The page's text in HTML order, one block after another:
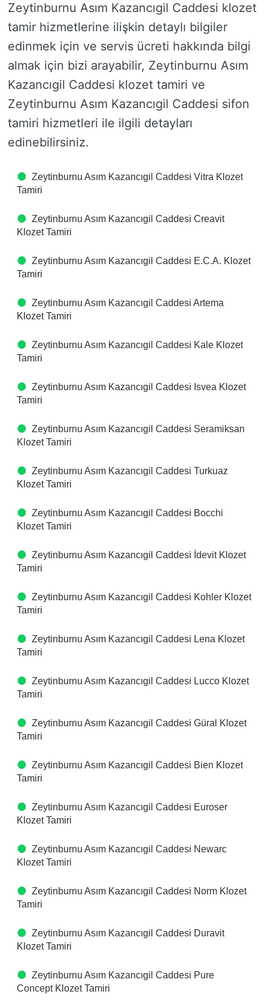
Zeytinburnu Asım Kazancıgil Caddesi klozet
tamir hizmetlerine ilişkin detaylı bilgiler
edinmek için ve servis ücreti hakkında bilgi
almak için bizi arayabilir, Zeytinburnu Asım
Kazancıgil Caddesi klozet tamiri ve
Zeytinburnu Asım Kazancıgil Caddesi sifon
tamiri hizmetleri ile ilgili detayları
edinebilirsiniz.
Zeytinburnu Asım Kazancıgil Caddesi Vitra Klozet
Tamiri
Zeytinburnu Asım Kazancıgil Caddesi Creavit
Klozet Tamiri
Zeytinburnu Asım Kazancıgil Caddesi E.C.A. Klozet
Tamiri
Zeytinburnu Asım Kazancıgil Caddesi Artema
Klozet Tamiri
Zeytinburnu Asım Kazancıgil Caddesi Kale Klozet
Tamiri
Zeytinburnu Asım Kazancıgil Caddesi Isvea Klozet
Tamiri
Zeytinburnu Asım Kazancıgil Caddesi Seramiksan
Klozet Tamiri
Zeytinburnu Asım Kazancıgil Caddesi Turkuaz
Klozet Tamiri
Zeytinburnu Asım Kazancıgil Caddesi Bocchi
Klozet Tamiri
Zeytinburnu Asım Kazancıgil Caddesi İdevit Klozet
Tamiri
Zeytinburnu Asım Kazancıgil Caddesi Kohler Klozet
Tamiri
Zeytinburnu Asım Kazancıgil Caddesi Lena Klozet
Tamiri
Zeytinburnu Asım Kazancıgil Caddesi Lucco Klozet
Tamiri
Zeytinburnu Asım Kazancıgil Caddesi Güral Klozet
Tamiri
Zeytinburnu Asım Kazancıgil Caddesi Bien Klozet
Tamiri
Zeytinburnu Asım Kazancıgil Caddesi Euroser
Klozet Tamiri
Zeytinburnu Asım Kazancıgil Caddesi Newarc
Klozet Tamiri
Zeytinburnu Asım Kazancıgil Caddesi Norm Klozet
Tamiri
Zeytinburnu Asım Kazancıgil Caddesi Duravit
Klozet Tamiri
Zeytinburnu Asım Kazancıgil Caddesi Pure
Concept Klozet Tamiri